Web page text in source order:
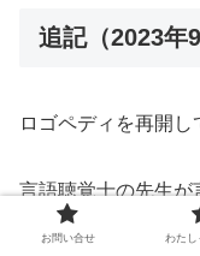
追記（2023年9
ロゴペディを再開し
言語聴覚士の先生が
は見られなくなって
お問い合せ わた